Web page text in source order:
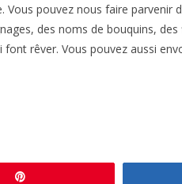
pouvez nous faire parvenir
des noms de bouquins, des
rêver. Vous pouvez aussi